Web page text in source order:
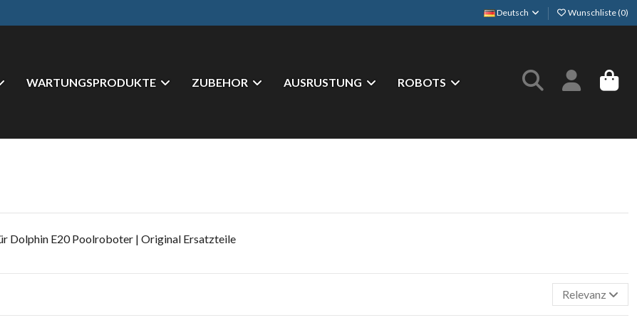
Deutsch Wunschliste (0)
WARTUNGSPRODUKTE ZUBEHOR AUSRUSTUNG ROBOTS
Relevanz